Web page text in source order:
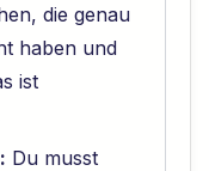
die genau
haben und
ist
Du musst